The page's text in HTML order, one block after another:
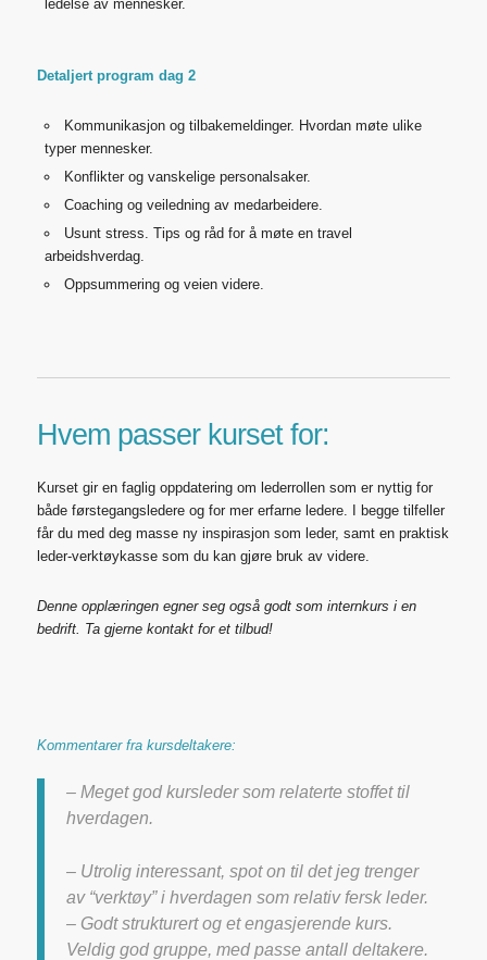
ledelse av mennesker.
Detaljert program dag 2
Kommunikasjon og tilbakemeldinger. Hvordan møte ulike
typer mennesker.
Konflikter og vanskelige personalsaker.
Coaching og veiledning av medarbeidere.
Usunt stress. Tips og råd for å møte en travel
arbeidshverdag.
Oppsummering og veien videre.
Hvem passer kurset for:
Kurset gir en faglig oppdatering om lederrollen som er nyttigfor
både førstegangsledere og for mer erfarne ledere. I begge tilfeller
får du med deg masse ny inspirasjon som leder, samt en praktisk
leder-verktøykasse som du kan gjøre bruk av videre.
Denne opplæringen egner seg også godt som internkurs i en
bedrift. Ta gjerne kontakt for et tilbud!
Kommentarer fra kursdeltakere:
– Meget god kursleder som relaterte stoffet til
hverdagen.
– Utrolig interessant, spot on til det jeg trenger
av “verktøy” i hverdagen som relativ fersk leder.
– Godt strukturert og et engasjerende kurs.
Veldig god gruppe, med passe antall deltakere.